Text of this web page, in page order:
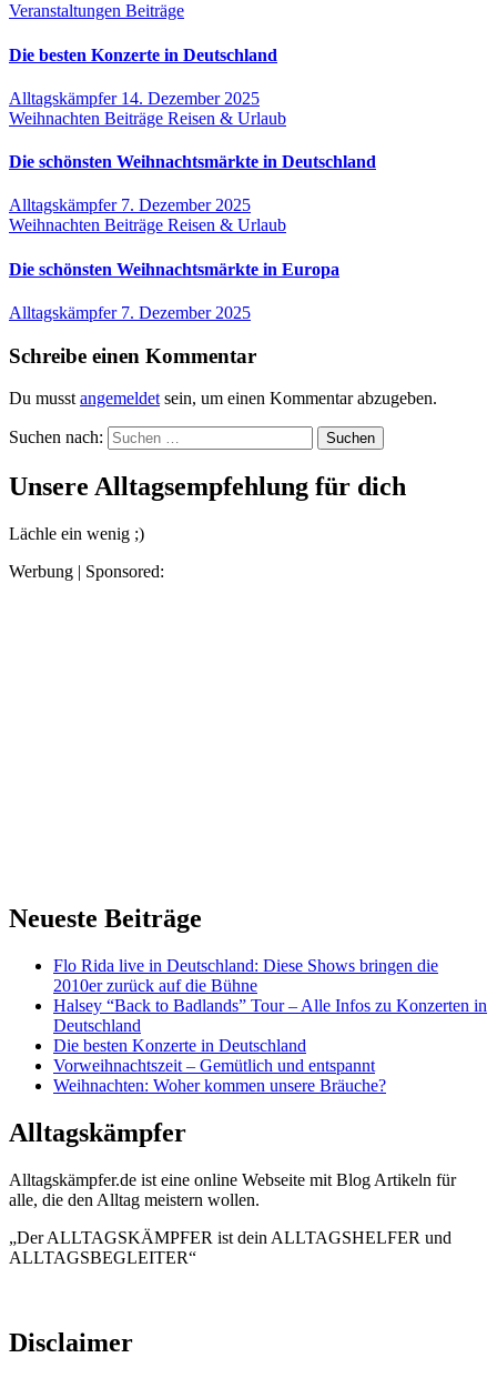
Veranstaltungen Beiträge
Die besten Konzerte in Deutschland
Alltagskämpfer 14. Dezember 2025
Weihnachten Beiträge Reisen & Urlaub
Die schönsten Weihnachtsmärkte in Deutschland
Alltagskämpfer 7. Dezember 2025
Weihnachten Beiträge Reisen & Urlaub
Die schönsten Weihnachtsmärkte in Europa
Alltagskämpfer 7. Dezember 2025
Schreibe einen Kommentar
Du musst angemeldet sein, um einen Kommentar abzugeben.
Suchen nach:
Unsere Alltagsempfehlung für dich
Lächle ein wenig ;)
Werbung | Sponsored:
Neueste Beiträge
Flo Rida live in Deutschland: Diese Shows bringen die
2010er zurück auf die Bühne
Halsey “Back to Badlands” Tour – Alle Infos zu Konzerten in
Deutschland
Die besten Konzerte in Deutschland
Vorweihnachtszeit – Gemütlich und entspannt
Weihnachten: Woher kommen unsere Bräuche?
Alltagskämpfer
Alltagskämpfer.de ist eine online Webseite mit Blog Artikeln für
alle, die den Alltag meistern wollen.
„Der ALLTAGSKÄMPFER ist dein ALLTAGSHELFER und
ALLTAGSBEGLEITER“
Disclaimer